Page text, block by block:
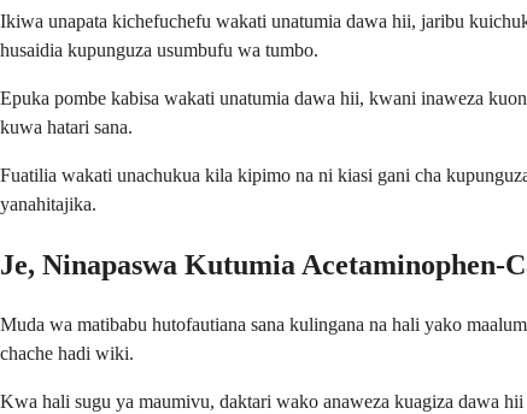
Ikiwa unapata kichefuchefu wakati unatumia dawa hii, jaribu
husaidia kupunguza usumbufu wa tumbo.
Epuka pombe kabisa wakati unatumia dawa hii, kwani inaweza
kuwa hatari sana.
Fuatilia wakati unachukua kila kipimo na ni kiasi gani cha
yanahitajika.
Je, Ninapaswa Kutumia
Muda wa matibabu hutofautiana sana kulingana na hali yako
chache hadi wiki.
Kwa hali sugu ya maumivu, daktari wako anaweza kuagiza dawa